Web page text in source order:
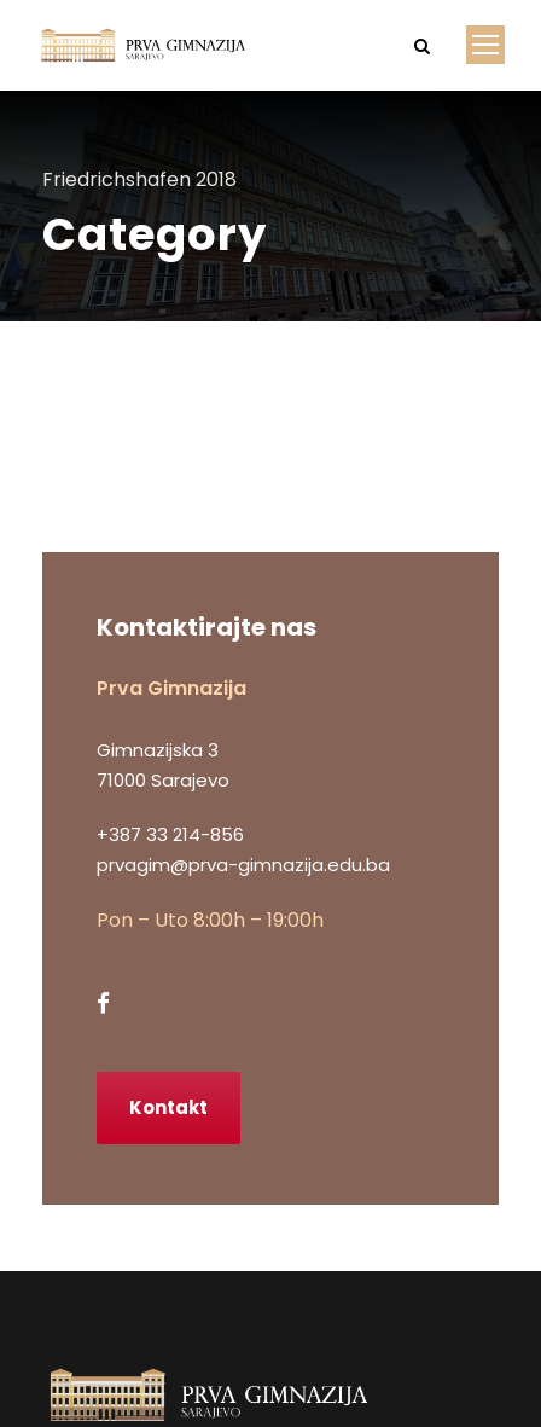
Friedrichshafen 2018
Category
Kontaktirajte nas
Prva Gimnazija
Gimnazijska 3
71000 Sarajevo
+387 33 214-856
prvagim@prva-gimnazija.edu.ba
Pon – Uto 8:00h – 19:00h
Kontakt